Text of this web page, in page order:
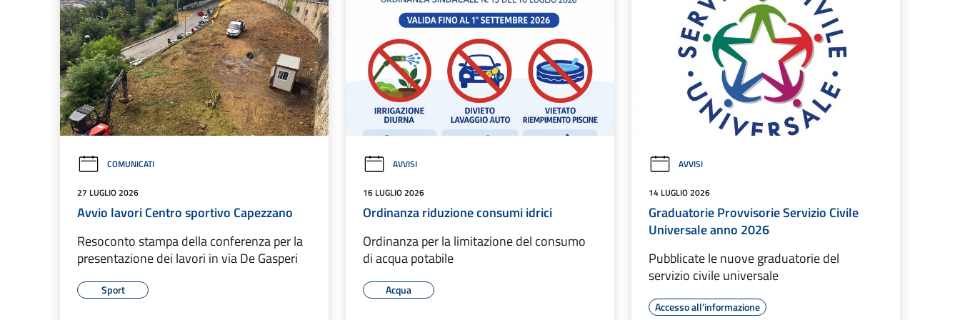
COMUNICATI
27 LUGLIO 2026
Avvio lavori Centro sportivo Capezzano
Resoconto stampa della conferenza per la
presentazione dei lavori in via De Gasperi
Sport
AVVISI
16 LUGLIO 2026
Ordinanza riduzione consumi idrici
Ordinanza per la limitazione del consumo
di acqua potabile
Acqua
AVVISI
14 LUGLIO 2026
Graduatorie Provvisorie Servizio Civile
Universale anno 2026
Pubblicate le nuove graduatorie del
servizio civile universale
Accesso all'informazione